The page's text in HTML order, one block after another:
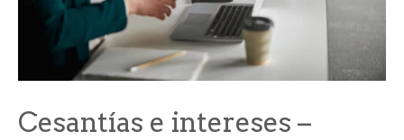
Cesantías e intereses –